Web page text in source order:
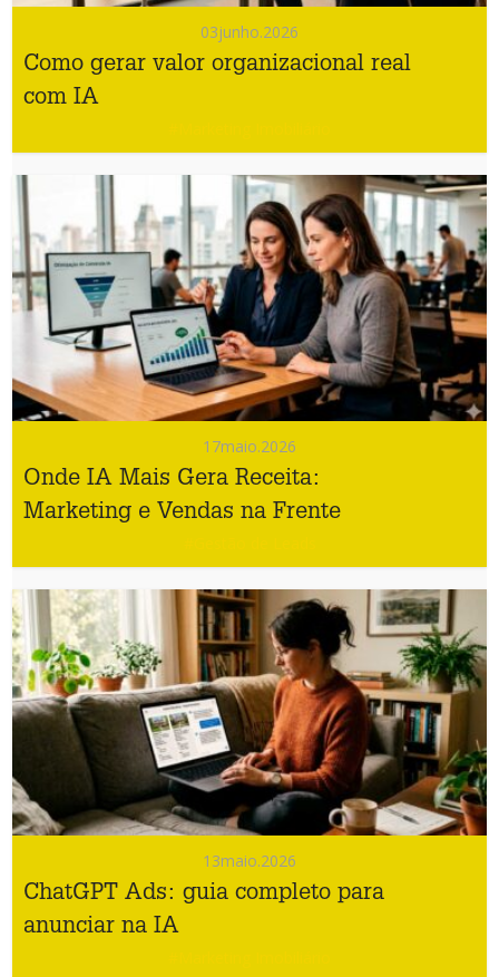
03junho.2026
Como gerar valor organizacional real
com IA
17maio.2026
Onde IA Mais Gera Receita:
Marketing e Vendas na Frente
13maio.2026
ChatGPT Ads: guia completo para
anunciar na IA